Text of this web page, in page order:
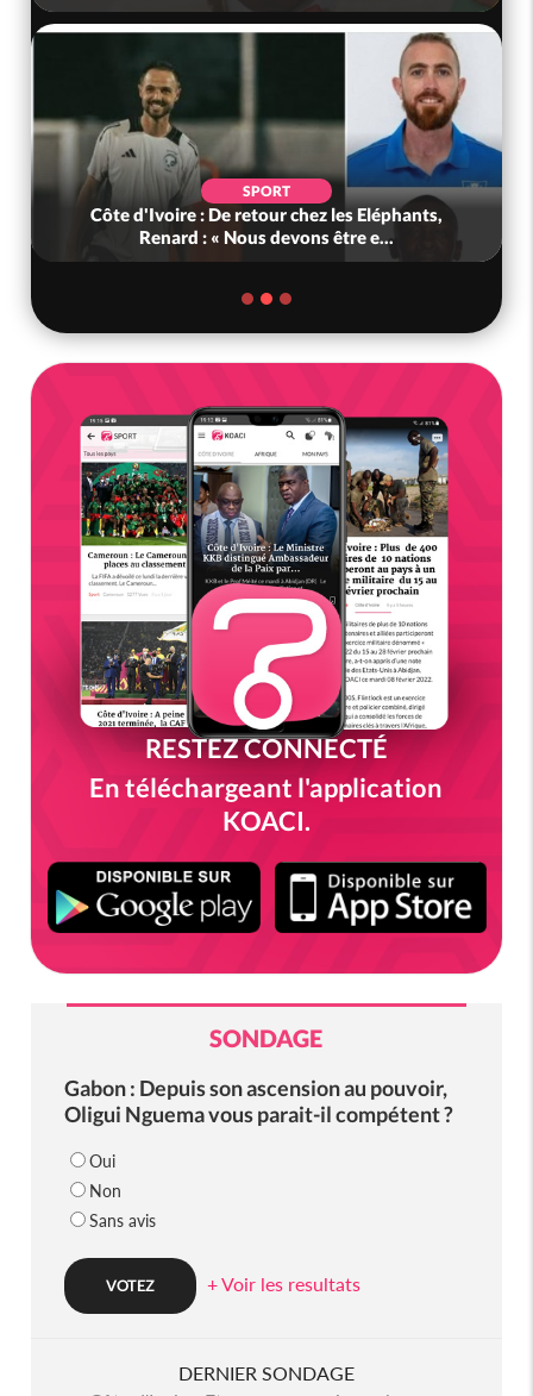
SPORT
Côte d'Ivoire : De retour chez les Eléphants,
Renard : « Nous devons être e...
RESTEZ CONNECTÉ
En téléchargeant l'application
KOACI.
SONDAGE
Gabon : Depuis son ascension au pouvoir,
Oligui Nguema vous parait-il compétent ?
Oui
Non
Sans avis
+ Voir les resultats
DERNIER SONDAGE